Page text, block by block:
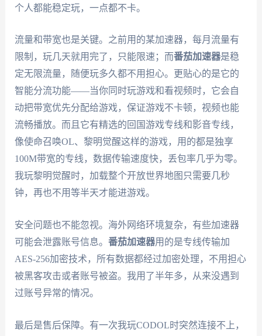
个人都能稳定玩，一点都不卡。
流量和带宽也是关键。之前用的某加速器，每月流量有
限制，玩几天就用完了，只能限速；而番茄加速器是稳
定无限流量，随便玩多久都不用担心。更贴心的是它的
智能分流功能——当你同时玩游戏和看视频时，它会自
动把带宽优先分配给游戏，保证游戏不卡顿，视频也能
流畅播放。而且它有精选的回国游戏专线和影音专线，
像使命召唤OL、黎明觉醒这样的游戏，用的都是独享
100M带宽的专线，数据传输速度快，丢包率几乎为零。
我玩黎明觉醒时，加载整个开放世界地图只需要几秒
钟，再也不用等半天才能进游戏。
安全问题也不能忽视。海外网络环境复杂，有些加速器
可能会泄露账号信息。 番茄加速器用的是专线传输加
AES-256加密技术，所有数据都经过加密处理，不用担心
被黑客攻击或者账号被盗。我用了半年多，从来没遇到
过账号异常的情况。
最后是售后保障。有一次我玩CODOL时突然连接不上，